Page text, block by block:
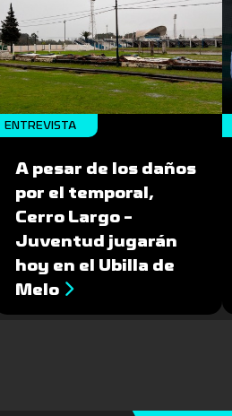
ENTREVISTA
A pesar de los daños
por el temporal,
Cerro Largo -
Juventud jugarán
hoy en el Ubilla de
Melo